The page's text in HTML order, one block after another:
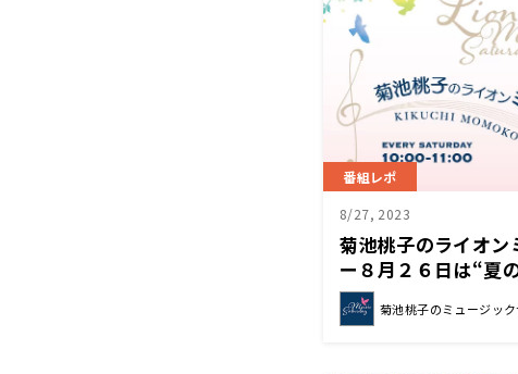
番組レポ
8/27, 2023
菊池桃子のライオ
ー８月２６日は“夏
コレクション”をお
菊池桃子のミュージッ